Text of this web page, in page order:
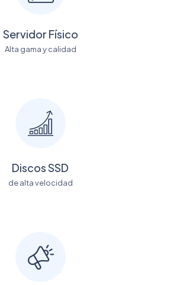
Servidor Físico
Alta gama y calidad
Discos SSD
de alta velocidad